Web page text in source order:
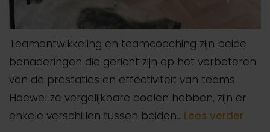
Teamontwikkeling en teamcoaching zijn beide
benaderingen die gericht zijn op het verbeteren
van de prestaties en effectiviteit van teams.
Hoewel ze vergelijkbare doelen hebben, zijn er
enkele verschillen tussen beiden.…Lees verder